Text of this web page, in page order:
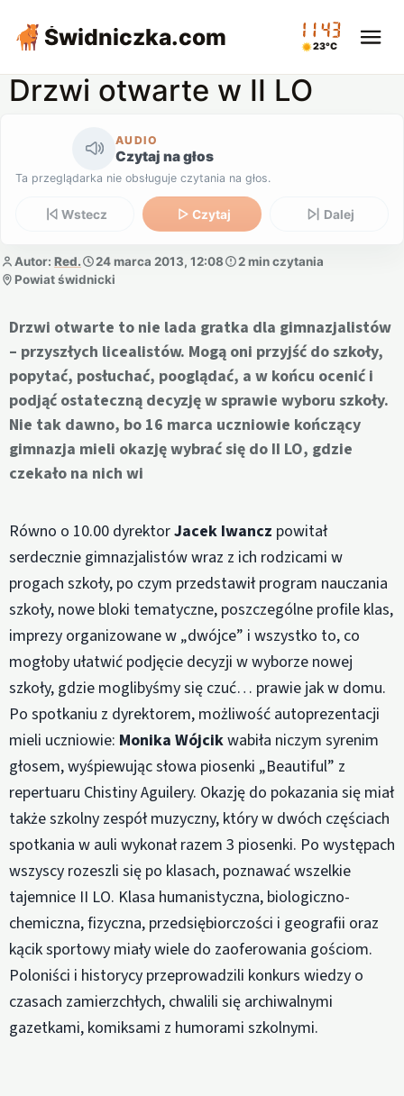
Świdniczka.com 11:43
23°C
Drzwi otwarte w II LO
AUDIO
Czytaj na głos
Ta przeglądarka nie obsługuje czytania na głos.
Wstecz Czytaj Dalej
Autor: Red. 24 marca 2013, 12:08
2 min czytania
Powiat świdnicki
Drzwi otwarte to nie lada gratka dla gimnazjalistów
– przyszłych licealistów. Mogą oni przyjść do szkoły,
popytać, posłuchać, pooglądać, a w końcu ocenić i
podjąć ostateczną decyzję w sprawie wyboru szkoły.
Nie tak dawno, bo 16 marca uczniowie kończący
gimnazja mieli okazję wybrać się do II LO, gdzie
czekało na nich wi
Równo o 10.00 dyrektorJacek Iwancz powitał
serdecznie gimnazjalistów wraz z ich rodzicami w
progach szkoły, po czym przedstawił program nauczania
szkoły, nowe bloki tematyczne, poszczególne profile klas,
imprezy organizowane w „dwójce” i wszystko to, co
mogłoby ułatwić podjęcie decyzji w wyborze nowej
szkoły, gdzie moglibyśmy się czuć… prawie jak w domu.
Po spotkaniu z dyrektorem, możliwość autoprezentacji
mieli uczniowie: Monika Wójcikwabiła niczym syrenim
głosem, wyśpiewując słowa piosenki „Beautiful” z
repertuaru Chistiny Aguilery. Okazję do pokazania się miał
także szkolny zespół muzyczny, który w dwóch częściach
spotkania w auli wykonał razem 3 piosenki. Po występach
wszyscy rozeszli się po klasach, poznawać wszelkie
tajemnice II LO. Klasa humanistyczna, biologiczno-
chemiczna, fizyczna, przedsiębiorczości i geografii oraz
kącik sportowy miały wiele do zaoferowania gościom.
Poloniści i historycy przeprowadzili konkurs wiedzy o
czasach zamierzchłych, chwalili się archiwalnymi
gazetkami, komiksami z humorami szkolnymi.